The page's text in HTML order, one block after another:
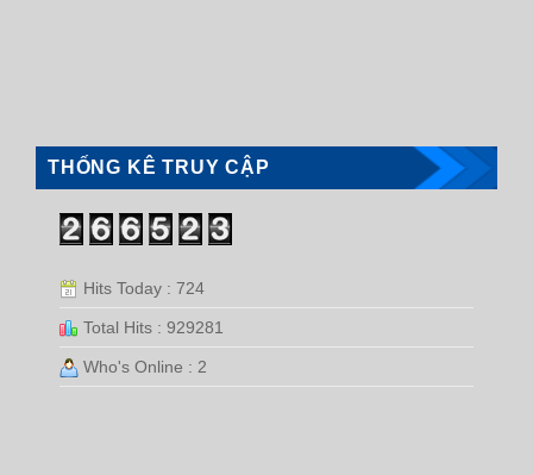
THỐNG KÊ TRUY CẬP
Hits Today : 724
Total Hits : 929281
Who's Online : 2